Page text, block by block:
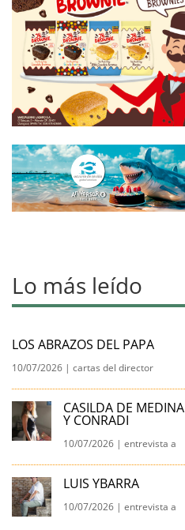
Lo más leído
LOS ABRAZOS DEL PAPA
10/07/2026 |cartas del director
CASILDA DE MEDINA
Y CONRADI
10/07/2026 |entrevista a
LUIS YBARRA
10/07/2026 |entrevista a